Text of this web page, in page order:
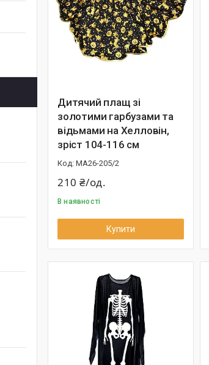
Дитячий плащ зі
золотими гарбузами та
відьмами на Хелловін,
зріст 104-116 см
MA26-205/2
210 ₴/од.
В наявності
Купити